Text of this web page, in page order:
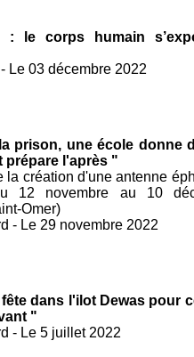
: le corps humain
Le 03 décembre 2022
prison, une école donne
prépare l'après "
la création d'une antenne
12 novembre au 10
Omer)
- Le 29 novembre 2022
dans l'ilot Dewas pour
"
- Le 5 juillet 2022